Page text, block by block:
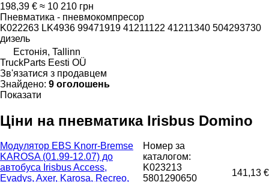
198,39 € ≈ 10 210 грн
Пневматика - пневмокомпресор
K022263 LK4936 99471919 41211122 41211340 504293730
дизель
Естонія, Tallinn
TruckParts Eesti OÜ
Зв'язатися з продавцем
Знайдено: 9 оголошень
Показати
Ціни на пневматика Irisbus Domino
Модулятор EBS Knorr-Bremse
KAROSA (01.99-12.07) до
автобуса Irisbus Access,
Evadys, Axer, Karosa, Recreo,
Номер за
каталогом:
K023213
5801290650
141,13 €